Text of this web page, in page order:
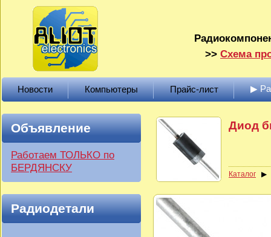
>> Схема
Новости Компьютеры Прайс-лист ▶
Объявление
Работаем ТОЛЬКО по
БЕРДЯНСКУ
Радиодетали
Диод
Каталог